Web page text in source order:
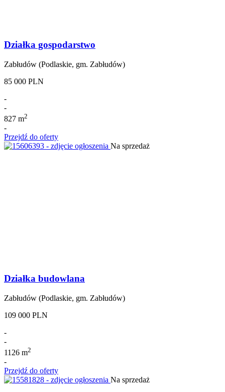
Działka gospodarstwo
Zabłudów (Podlaskie, gm. Zabłudów)
85 000 PLN
-
-
827 m2
-
Przejdź do oferty
Na sprzedaż
Działka budowlana
Zabłudów (Podlaskie, gm. Zabłudów)
109 000 PLN
-
-
1126 m2
-
Przejdź do oferty
Na sprzedaż